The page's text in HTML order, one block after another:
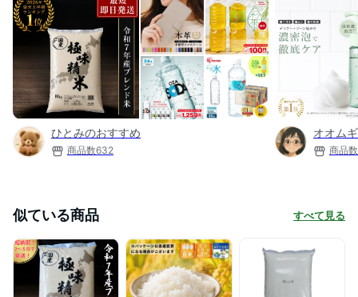
ひとみのおすすめ
商品数632
オオム
商品数
似ている商品 すべて見る